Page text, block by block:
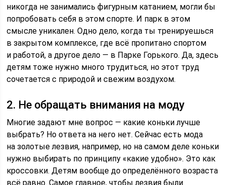
никогда не занимались фигурным катанием, могли бы
попробовать себя в этом спорте. И парк в этом
смысле уникален. Одно дело, когда ты тренируешься
в закрытом комплексе, где всё пропитано спортом
и работой, а другое дело — в Парке Горького. Да, здесь
детям тоже нужно много трудиться, но этот труд
сочетается с природой и свежим воздухом.
2. Не обращать внимания на моду
Многие задают мне вопрос — какие коньки лучше
выбрать? Но ответа на него нет. Сейчас есть мода
на золотые лезвия, например, но на самом деле коньки
нужно выбирать по принципу «какие удобно». Это как
кроссовки. Детям вообще до определённого возраста
всё равно. Самое главное, чтобы лезвия были